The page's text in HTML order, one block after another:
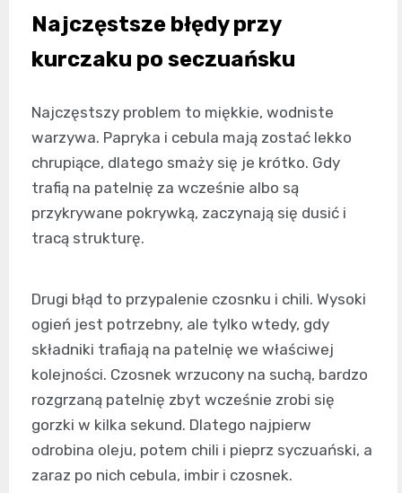
Najczęstsze błędy przy
kurczaku po seczuańsku
Najczęstszy problem to miękkie, wodniste
warzywa. Papryka i cebula mają zostać lekko
chrupiące, dlatego smaży się je krótko. Gdy
trafią na patelnię za wcześnie albo są
przykrywane pokrywką, zaczynają się dusić i
tracą strukturę.
Drugi błąd to przypalenie czosnku i chili. Wysoki
ogień jest potrzebny, ale tylko wtedy, gdy
składniki trafiają na patelnię we właściwej
kolejności. Czosnek wrzucony na suchą, bardzo
rozgrzaną patelnię zbyt wcześnie zrobi się
gorzki w kilka sekund. Dlatego najpierw
odrobina oleju, potem chili i pieprz syczuański, a
zaraz po nich cebula, imbir i czosnek.